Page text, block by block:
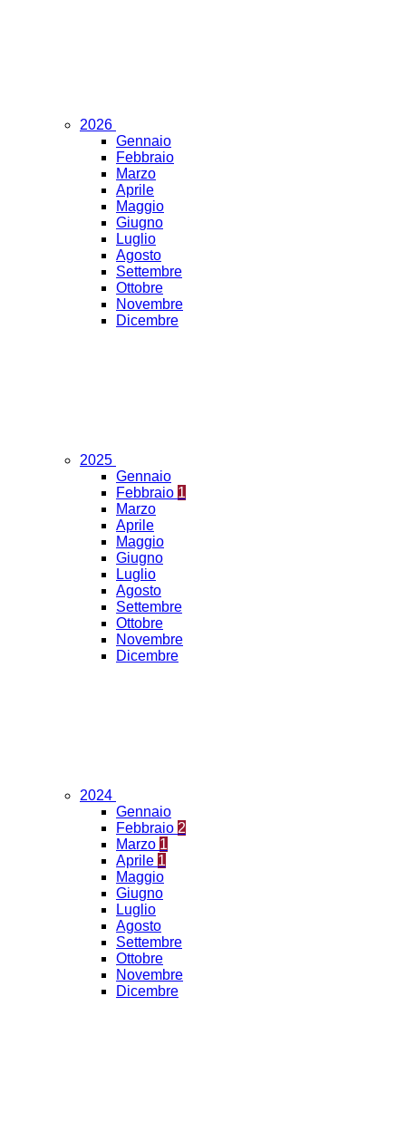
2026
Gennaio
Febbraio
Marzo
Aprile
Maggio
Giugno
Luglio
Agosto
Settembre
Ottobre
Novembre
Dicembre
2025
Gennaio
Febbraio 1
Marzo
Aprile
Maggio
Giugno
Luglio
Agosto
Settembre
Ottobre
Novembre
Dicembre
2024
Gennaio
Febbraio 2
Marzo 1
Aprile 1
Maggio
Giugno
Luglio
Agosto
Settembre
Ottobre
Novembre
Dicembre